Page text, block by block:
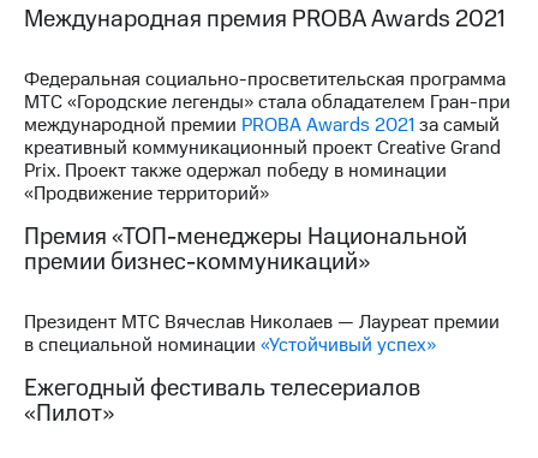
Международная премия PROBA Awards 2021
Федеральная социально-просветительская программа
МТС «Городские легенды» стала обладателем Гран-при
международной премии PROBA Awards 2021 за самый
креативный коммуникационный проект Creative Grand
Prix. Проект также одержал победу в номинации
«Продвижение территорий»
Премия «ТОП-менеджеры Национальной
премии бизнес-коммуникаций»
Президент МТС Вячеслав Николаев — Лауреат премии
в специальной номинации «Устойчивый успех»
Ежегодный фестиваль телесериалов
«Пилот»